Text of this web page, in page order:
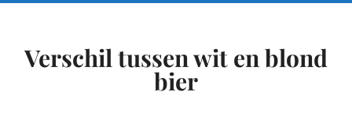
Verschil tussen wit en blond
bier